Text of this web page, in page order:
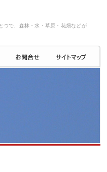
つで、森林・水・草原・花畑などが